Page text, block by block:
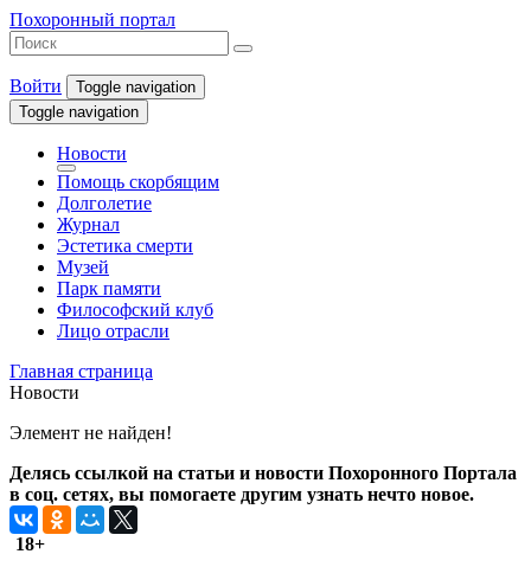
Похоронный портал
Войти
Toggle navigation
Toggle navigation
Новости
Помощь скорбящим
Долголетие
Журнал
Эстетика смерти
Музей
Парк памяти
Философский клуб
Лицо отрасли
Главная страница
Новости
Элемент не найден!
Делясь ссылкой на статьи и новости Похоронного Портала
в соц. сетях, вы помогаете другим узнать нечто новое.
18+